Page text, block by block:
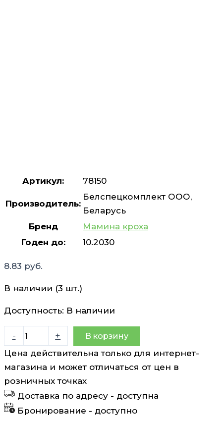
Артикул: 78150
Производитель:
Белспецкомплект ООО,
Беларусь
Бренд
Мамина кроха
Годен до:
10.2030
8.83 руб.
В наличии (3 шт.)
Доступность: В наличии
-
Количество
товара
Присыпка
с
рождения
Мамина
+ В корзину
Цена действительна только для интернет-
магазина и может отличаться от цен в
розничных точках
Доставка по адресу - доступна
Бронирование - доступно